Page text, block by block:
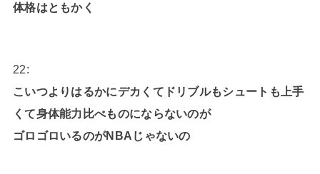
体格はともかく
22:
こいつよりはるかにデカくてドリブルもシュートも上手
くて身体能力比べものにならないのが
ゴロゴロいるのがNBAじゃないの